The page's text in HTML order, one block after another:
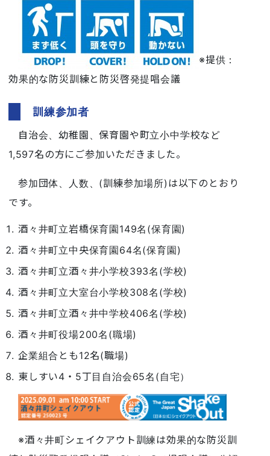
※提供：
効果的な防災訓練と防災啓発提唱会議
訓練参加者
自治会、幼稚園、保育園や町立小中学校など
1,597名の方にご参加いただきました。
参加団体、人数、(訓練参加場所)は以下のとおり
です。
酒々井町立岩橋保育園149名(保育園)
酒々井町立中央保育園64名(保育園)
酒々井町立酒々井小学校393名(学校)
酒々井町立大室台小学校308名(学校)
酒々井町立酒々井中学校406名(学校)
酒々井町役場200名(職場)
企業組合とも12名(職場)
東しすい4・5丁目自治会65名(自宅）
※酒々井町シェイクアウト訓練は効果的な防災訓